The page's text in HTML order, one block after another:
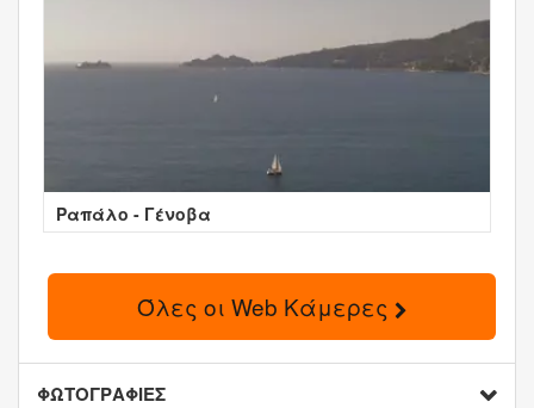
Ραπάλο - Γένοβα
Όλες οι Web Κάμερες
ΦΩΤΟΓΡΑΦΙΕΣ